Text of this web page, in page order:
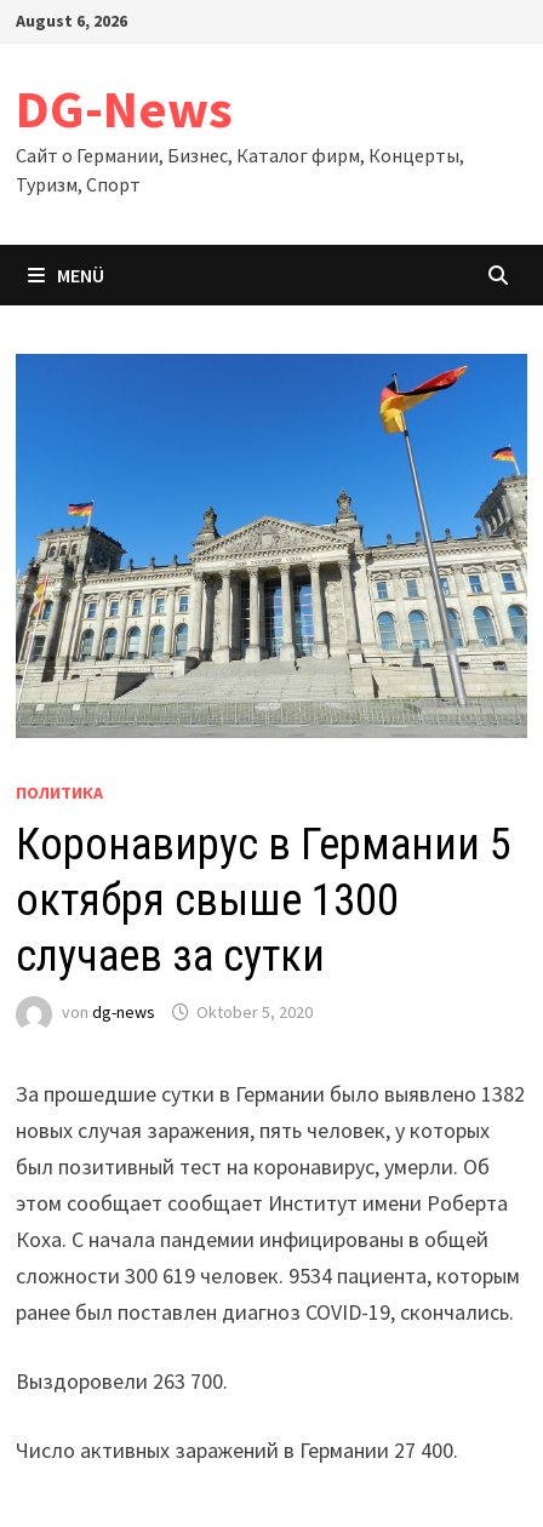
Zum
August 6, 2026
DG-News
Сайт о Германии, Бизнес, Каталог фирм, Концерты,
Туризм, Спорт
MENÜ
ПОЛИТИКА
Коронавирус в Германии 5
октября свыше 1300
случаев за сутки
von dg-news Oktober 5, 2020
За прошедшие сутки в Германии было выявлено 1382
новых случая заражения, пять человек, у которых
был позитивный тест на коронавирус, умерли. Об
этом сообщает сообщает Институт имени Роберта
Коха. С начала пандемии инфицированы в общей
сложности 300 619 человек. 9534 пациента, которым
ранее был поставлен диагноз COVID-19, скончались.
Выздоровели 263 700.
Число активных заражений в Германии 27 400.